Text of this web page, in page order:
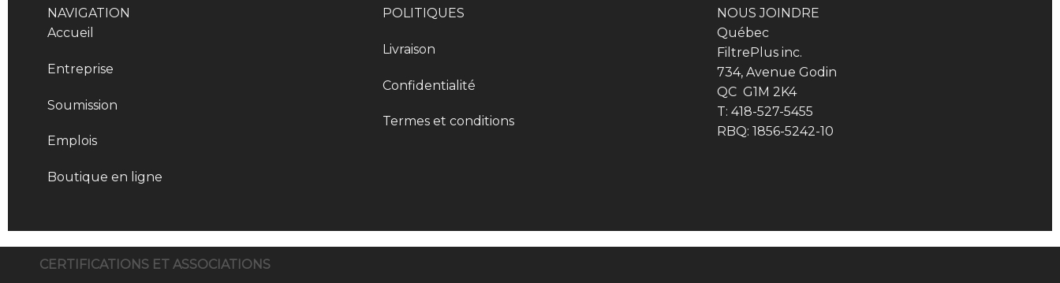
NAVIGATION
Accueil
Entreprise
Soumission
Emplois
Boutique en ligne
POLITIQUES
Livraison
Confidentialité
Termes et conditions
NOUS JOINDRE
Québec
FiltrePlus inc.
734, Avenue Godin
QC G1M 2K4
T: 418-527-5455
RBQ: 1856-5242-10
CERTIFICATIONS ET ASSOCIATIONS